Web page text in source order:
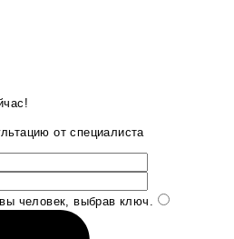
от специалиста
человек, выбрав ключ